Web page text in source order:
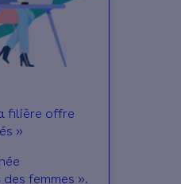
filière offre
»
femmes ».